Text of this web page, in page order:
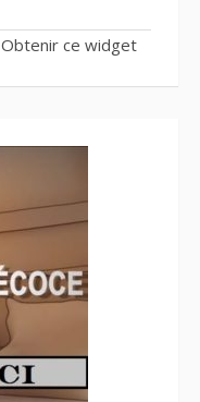
Obtenir ce widget